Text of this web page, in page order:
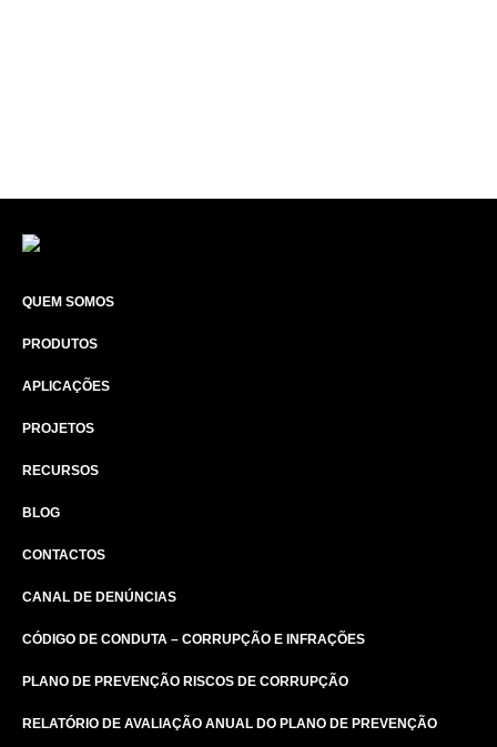
QUEM SOMOS
PRODUTOS
APLICAÇÕES
PROJETOS
RECURSOS
BLOG
CONTACTOS
CANAL DE DENÚNCIAS
CÓDIGO DE CONDUTA – CORRUPÇÃO E INFRAÇÕES
PLANO DE PREVENÇÃO RISCOS DE CORRUPÇÃO
RELATÓRIO DE AVALIAÇÃO ANUAL DO PLANO DE PREVENÇÃO